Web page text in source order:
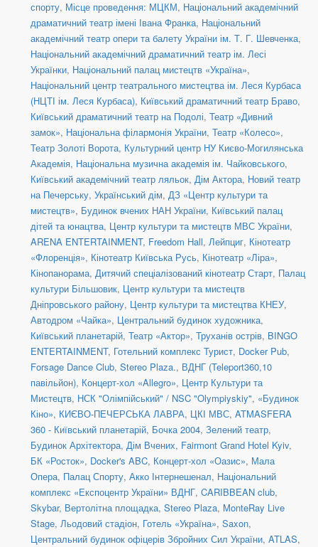
спорту, Місце проведення: МЦКМ, Національний академічний
драматичний театр імені Івана Франка, Національний
академічний театр опери та балету України ім. Т. Г. Шевченка,
Національний академічний драматичний театр ім. Лесі
Українки, Національний палац мистецтв «Україна»,
Національний центр театрального мистецтва ім. Леся Курбаса
(НЦТІ ім. Леся Курбаса), Київський драматичний театр Браво,
Київський драматичний театр на Подолі, Театр «Дивний
замок», Національна філармонія України, Театр «Колесо»,
Театр Золоті Ворота, Культурний центр НУ Києво-Могилянська
Академія, Національна музична академія ім. Чайковського,
Київський академічний театр ляльок, Дім Актора, Новий театр
на Печерську, Український дім, ДЗ «Центр культури та
мистецтв», Будинок вчених НАН України, Київський палац
дітей та юнацтва, Центр культури та мистецтв МВС України,
ARENA ENTERTAINMENT, Freedom Hall, Лейпциг, Кінотеатр
«Флоренція», Кінотеатр Київська Русь, Кінотеатр «Ліра»,
Кінопанорама, Дитячий спеціалізований кінотеатр Старт, Палац
культури Більшовик, Центр культури та мистецтв
Дніпровського району, Центр культури та мистецтва КНЕУ,
Автодром «Чайка», Центральний будинок художника,
Київський планетарій, Театр «Актор», Труханів острів, BINGO
ENTERTAINMENT, Готельний комплекс Турист, Docker Pub,
Forsage Dance Club, Stereo Plaza., ВДНГ (Teleport360,10
павільйон), Концерт-хол «Allegro», Центр Культури та
Мистецтв, НСК "Олімпійський" / NSC "Olympiyskiy", «Будинок
Кіно», КИЄВО-ПЕЧЕРСЬКА ЛАВРА, ЦКІ МВС, ATMASFERA
360 - Київський планетарій, Бочка 2004, Зелений театр,
Будинок Архітектора, Дім Вчених, Fairmont Grand Hotel Kyiv,
БК «Росток», Docker's ABC, Концерт-хол «Оазис», Мала
Опера, Палац Спорту, Акко Інтернешенал, Національний
комплекс «Експоцентр України» ВДНГ, CARIBBEAN club,
Skybar, Вертолітна площадка, Stereo Plaza, MonteRay Live
Stage, Льодовий стадіон, Готель «Україна», Saxon,
Центральний будинок офіцерів Збройних Сил України, ATLAS,